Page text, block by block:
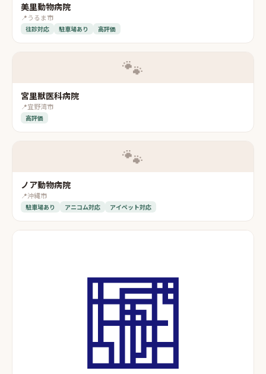
美里動物病院
📍うるま市
往診対応 駐車場あり 高評価
🐾
宮里獣医科病院
📍宜野湾市
高評価
🐾
ノア動物病院
📍沖縄市
駐車場あり アニコム対応 アイペット対応